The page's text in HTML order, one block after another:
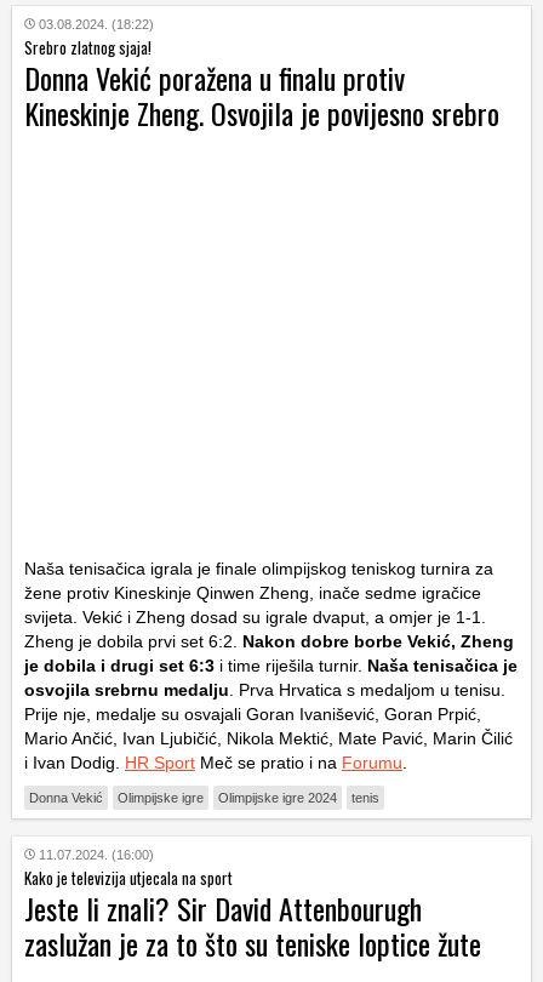
03.08.2024. (18:22)
Srebro zlatnog sjaja!
Donna Vekić poražena u finalu protiv
Kineskinje Zheng. Osvojila je povijesno srebro
Naša tenisačica igrala je finale olimpijskog teniskog turnira za
žene protiv Kineskinje Qinwen Zheng, inače sedme igračice
svijeta. Vekić i Zheng dosad su igrale dvaput, a omjer je 1-1.
Zheng je dobila prvi set 6:2. Nakon dobre borbe Vekić, Zheng
je dobila i drugi set 6:3 i time riješila turnir. Naša tenisačica je
osvojila srebrnu medalju. Prva Hrvatica s medaljom u tenisu.
Prije nje, medalje su osvajali Goran Ivanišević, Goran Prpić,
Mario Ančić, Ivan Ljubičić, Nikola Mektić, Mate Pavić, Marin Čilić
i Ivan Dodig. HR Sport Meč se pratio i na Forumu.
Donna Vekić Olimpijske igre Olimpijske igre 2024 tenis
11.07.2024. (16:00)
Kako je televizija utjecala na sport
Jeste li znali? Sir David Attenbourugh
zaslužan je za to što su teniske loptice žute